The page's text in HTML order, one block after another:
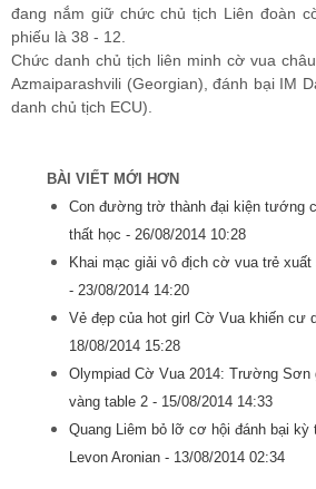
đang nắm giữ chức chủ tịch Liên đoàn
phiếu là 38 - 12.
Chức danh chủ tịch liên minh cờ vua
Azmaiparashvili (Georgian), đánh bại IM
danh chủ tịch ECU).
BÀI VIẾT MỚI HƠN
Con đường trờ thành đại kiện tướng
thất học -26/08/2014 10:28
Khai mạc giải vô địch cờ vua trẻ
-23/08/2014 14:20
Vẻ đẹp của hot girl Cờ Vua khiến cư
18/08/2014 15:28
Olympiad Cờ Vua 2014: Trường Sơn
vàng table 2 - 15/08/2014 14:33
Quang Liêm bỏ lỡ cơ hội đánh bại kỳ
Levon Aronian - 13/08/2014 02:34